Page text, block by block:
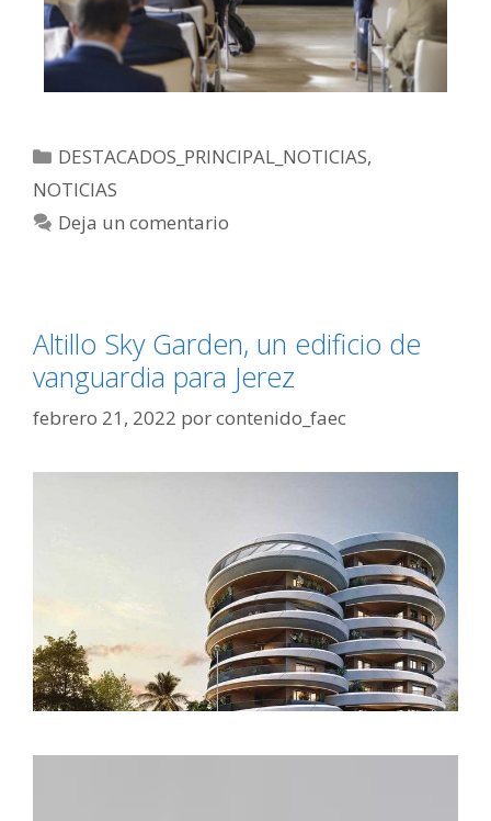
DESTACADOS_PRINCIPAL_NOTICIAS,
NOTICIAS
Deja un comentario
Altillo Sky Garden, un edificio de
vanguardia para Jerez
febrero 21, 2022 porcontenido_faec